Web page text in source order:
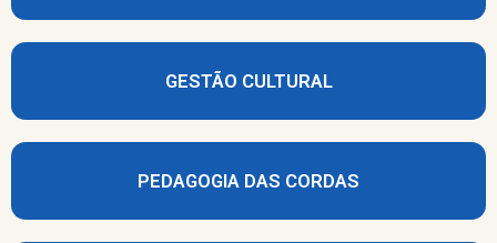
GESTÃO CULTURAL
PEDAGOGIA DAS CORDAS